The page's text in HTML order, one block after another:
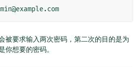
被要求输入两次密码，第二次的目的是为
你想要的密码。